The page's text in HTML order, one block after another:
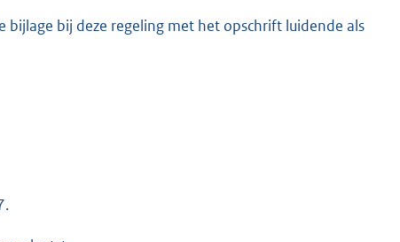
bij deze regeling met het opschrift luidende als